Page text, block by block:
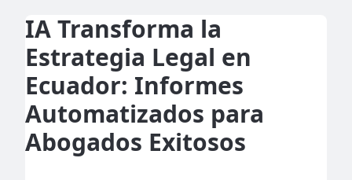
IA Transforma la
Estrategia Legal en
Ecuador: Informes
Automatizados para
Abogados Exitosos